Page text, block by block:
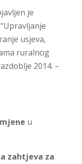
je
usjeva,
ruralnog
2014. –
u
zahtjeva za